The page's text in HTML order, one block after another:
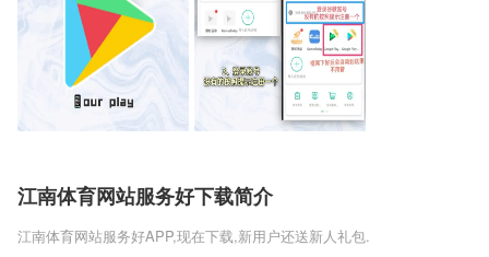
江南体育网站服务好下载简介
江南体育网站服务好APP,现在下载,新用户还送新人礼包.